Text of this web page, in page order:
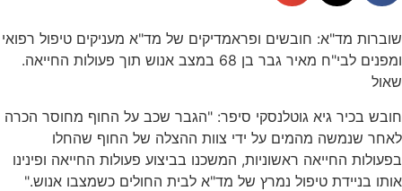
שוברות מד"א: חובשים ופראמדיקים של מד"א מעניקים טיפול רפואי
ומפנים לבי"ח מאיר גבר בן 68 במצב אנוש תוך פעולות החייאה.
שאול
חובש בכיר גיא גוטלנסקי סיפר: "הגבר שכב על החוף מחוסר הכרה
לאחר שנמשה מהמים על ידי צוות ההצלה של החוף שהחלו
בפעולות החייאה ראשוניות, המשכנו בביצוע פעולות החייאה ופינינו
אותו בניידת טיפול נמרץ של מד"א לבית החולים כשמצבו אנוש."